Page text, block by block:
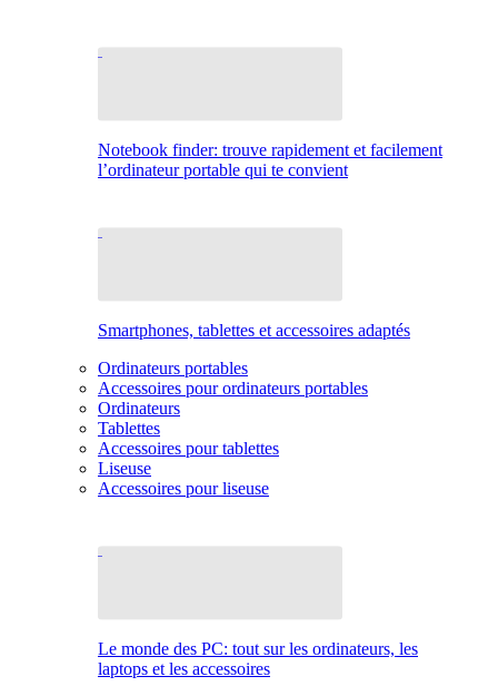
Notebook finder: trouve rapidement et facilement
l’ordinateur portable qui te convient
Smartphones, tablettes et accessoires adaptés
Ordinateurs portables
Accessoires pour ordinateurs portables
Ordinateurs
Tablettes
Accessoires pour tablettes
Liseuse
Accessoires pour liseuse
Le monde des PC: tout sur les ordinateurs, les
laptops et les accessoires